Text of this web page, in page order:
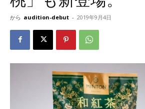
から audition-debut - 2019年9月4日